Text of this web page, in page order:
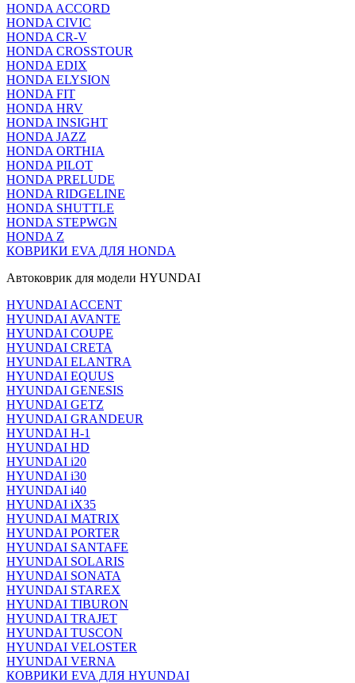
HONDA ACCORD
HONDA CIVIC
HONDA CR-V
HONDA CROSSTOUR
HONDA EDIX
HONDA ELYSION
HONDA FIT
HONDA HRV
HONDA INSIGHT
HONDA JAZZ
HONDA ORTHIA
HONDA PILOT
HONDA PRELUDE
HONDA RIDGELINE
HONDA SHUTTLE
HONDA STEPWGN
HONDA Z
КОВРИКИ EVA ДЛЯ HONDA
Автоковрик для модели HYUNDAI
HYUNDAI ACCENT
HYUNDAI AVANTE
HYUNDAI COUPE
HYUNDAI CRETA
HYUNDAI ELANTRA
HYUNDAI EQUUS
HYUNDAI GENESIS
HYUNDAI GETZ
HYUNDAI GRANDEUR
HYUNDAI H-1
HYUNDAI HD
HYUNDAI i20
HYUNDAI i30
HYUNDAI i40
HYUNDAI iX35
HYUNDAI MATRIX
HYUNDAI PORTER
HYUNDAI SANTAFE
HYUNDAI SOLARIS
HYUNDAI SONATA
HYUNDAI STAREX
HYUNDAI TIBURON
HYUNDAI TRAJET
HYUNDAI TUSCON
HYUNDAI VELOSTER
HYUNDAI VERNA
КОВРИКИ EVA ДЛЯ HYUNDAI